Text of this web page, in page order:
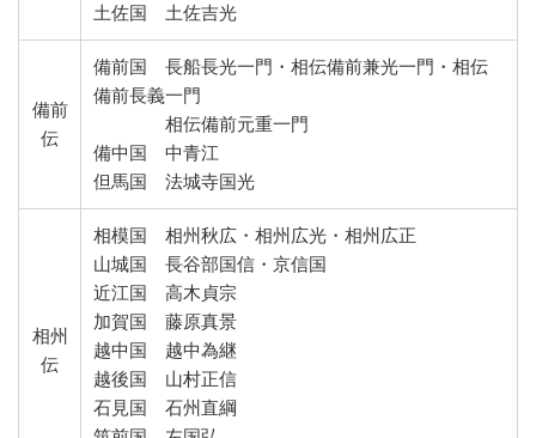
土佐国 土佐吉光
備前
伝
備前国 長船長光一門・相伝備前兼光一門・相伝
備前長義一門
相伝備前元重一門
備中国 中青江
但馬国 法城寺国光
相州
伝
相模国 相州秋広・相州広光・相州広正
山城国 長谷部国信・京信国
近江国 高木貞宗
加賀国 藤原真景
越中国 越中為継
越後国 山村正信
石見国 石州直綱